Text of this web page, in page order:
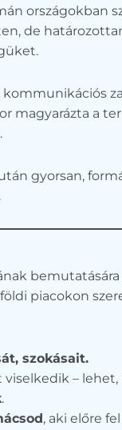
országokban
de
kommunikációs
magyarázta a
gyorsan,
.
bemutatására
piacokon
szokásait.
–
.
, aki előre